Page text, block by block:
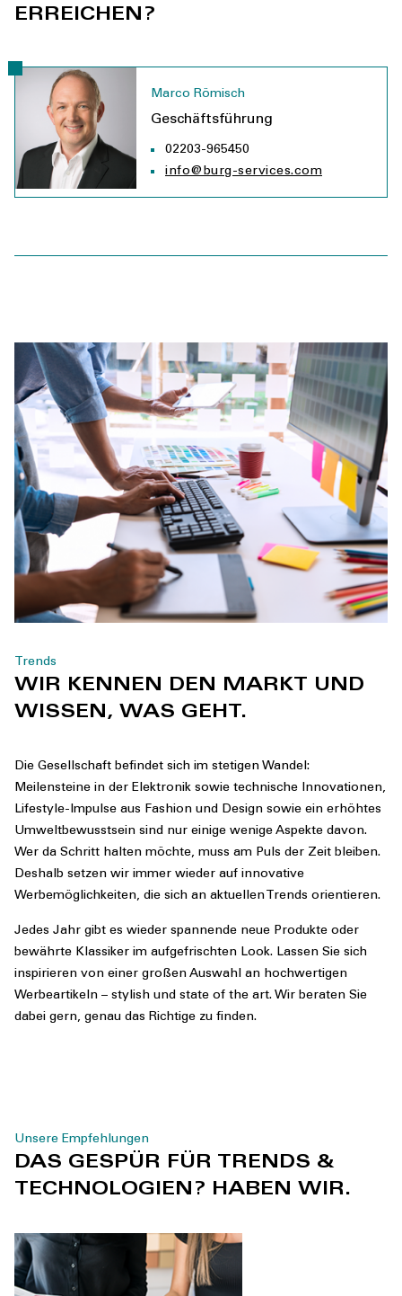
ERREICHEN?
Marco Römisch
Geschäftsführung
02203-965450
info@burg-services.com
Trends
WIR KENNEN DEN MARKT UND
WISSEN, WAS GEHT.
Die Gesellschaft befindet sich im stetigen Wandel:
Meilensteine in der Elektronik sowie technische Innovationen,
Lifestyle-Impulse aus Fashion und Design sowie ein erhöhtes
Umweltbewusstsein sind nur einige wenige Aspekte davon.
Wer da Schritt halten möchte, muss am Puls der Zeit bleiben.
Deshalb setzen wir immer wieder auf innovative
Werbemöglichkeiten, die sich an aktuellen Trends orientieren.
Jedes Jahr gibt es wieder spannende neue Produkte oder
bewährte Klassiker im aufgefrischten Look. Lassen Sie sich
inspirieren von einer großen Auswahl an hochwertigen
Werbeartikeln – stylish und state of the art. Wir beraten Sie
dabei gern, genau das Richtige zu finden.
Unsere Empfehlungen
DAS GESPÜR FÜR TRENDS &
TECHNOLOGIEN? HABEN WIR.